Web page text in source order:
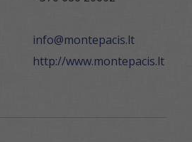
info@montepacis.lt
http://www.montepacis.lt